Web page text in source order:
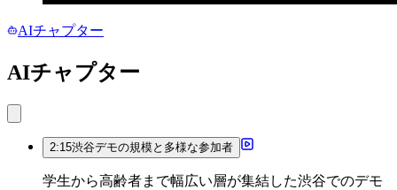
AIチャプター
AIチャプター
2:15渋谷デモの規模と多様な参加者
学生から高齢者まで幅広い層が集結した渋谷でのデモ